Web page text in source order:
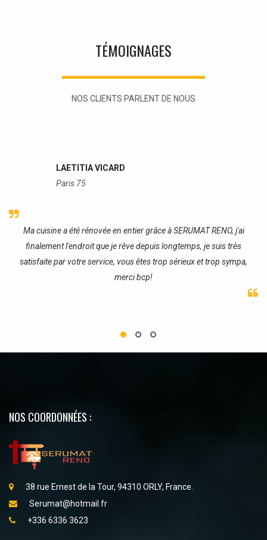
TÉMOIGNAGES
NOS CLIENTS PARLENT DE NOUS
LAETITIA VICARD
Paris 75
Ma cuisine a été rénovée en entier grâce à SERUMAT RENO, j'ai
finalement l'endroit que je rêve depuis longtemps, je suis très
satisfaite par votre service, vous êtes trop sérieux et trop sympa,
merci bcp!
NOS COORDONNÉES :
38 rue Ernest de la Tour, 94310 ORLY, France.
Serumat@hotmail.fr
+336 6336 3623